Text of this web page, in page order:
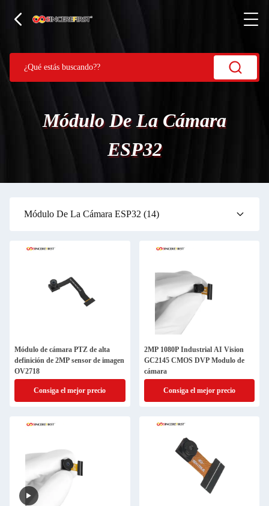
Módulo De La Cámara
ESP32
Módulo De La Cámara ESP32 (14)
Módulo de cámara PTZ de alta
definición de 2MP sensor de imagen
OV2718
Consiga el mejor precio
2MP 1080P Industrial AI Vision
GC2145 CMOS DVP Modulo de
cámara
Consiga el mejor precio